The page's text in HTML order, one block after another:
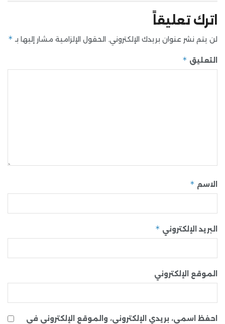
اترك تعليقاً
لن يتم نشر عنوان بريدك الإلكتروني. الحقول الإلزامية مشار إليها بـ *
التعليق *
الاسم *
البريد الإلكتروني *
الموقع الإلكتروني
احفظ اسمي، بريدي الإلكتروني، والموقع الإلكتروني في